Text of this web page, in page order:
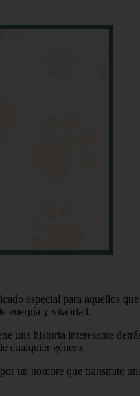
especial para aquellos
energía y vitalidad.
una historia interesante
cualquier género.
un nombre que transmite